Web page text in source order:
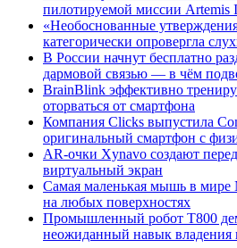
пилотируемой миссии Artemis
«Необоснованные
категорически опровергла
В России начнут бесплатно
дармовой связью — в чём
BrainBlink эффективно
оторваться от смартфона
Компания Clicks выпустила
оригинальный смартфон с
AR-очки Xynavo создают
виртуальный экран
Самая маленькая мышь в мире
на любых поверхностях
Промышленный робот Т800
неожиданный навык владения